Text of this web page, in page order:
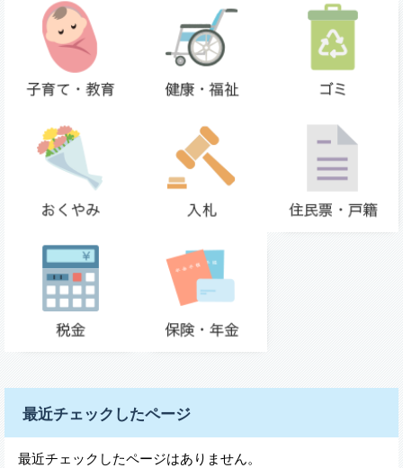
最近チェックしたページ
最近チェックしたページはありません。